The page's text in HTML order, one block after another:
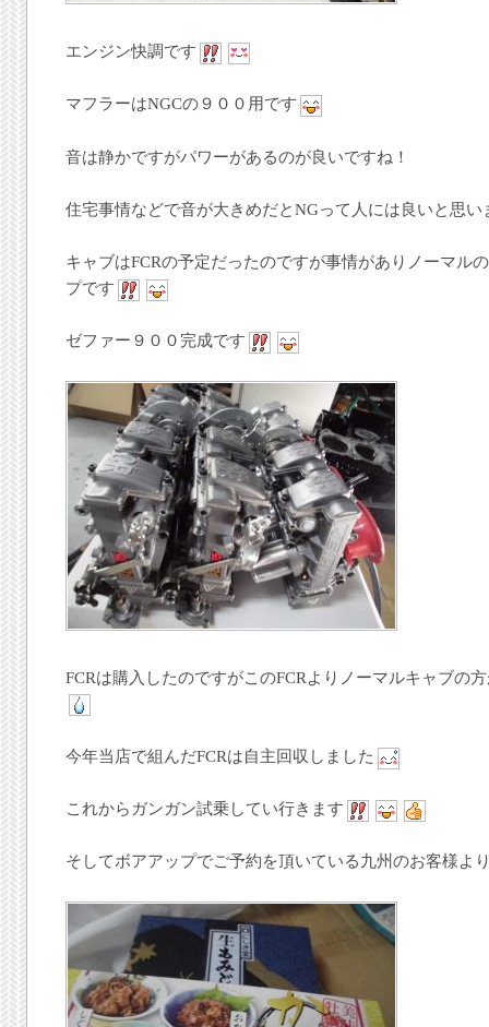
エンジン快調です
マフラーはNGCの９００用です
音は静かですがパワーがあるのが良いですね！
住宅事情などで音が大きめだとNGって人には良いと思い
キャブはFCRの予定だったのですが事情がありノーマル
プです
ゼファー９００完成です
FCRは購入したのですがこのFCRよりノーマルキャブの
今年当店で組んだFCRは自主回収しました
これからガンガン試乗してい行きます
そしてボアアップでご予約を頂いている九州のお客様よ